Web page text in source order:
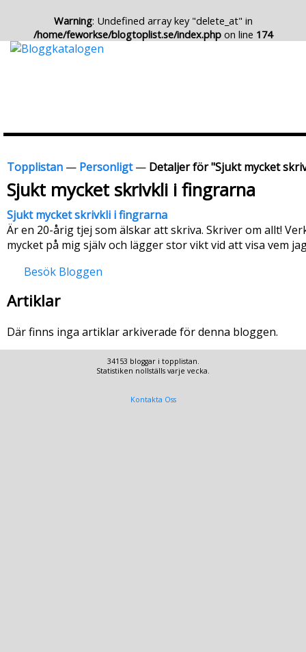
Warning: Undefined array key "delete_at" in
/home/feworkse/blogtoplist.se/index.php on line 174
Topplistan — Personligt— Detaljer för "Sjukt mycket
Sjukt mycket skrivkli i fingrarna
Sjukt mycket skrivkli i fingrarna
Är en 20-årig tjej som älskar att skriva. Skriver om allt!
mycket på mig själv och lägger stor vikt vid att visa vem
Besök Bloggen
Artiklar
Där finns inga artiklar arkiverade för denna bloggen.
34153 bloggar i topplistan.
Statistiken nollställs varje vecka.
Kontakta Oss